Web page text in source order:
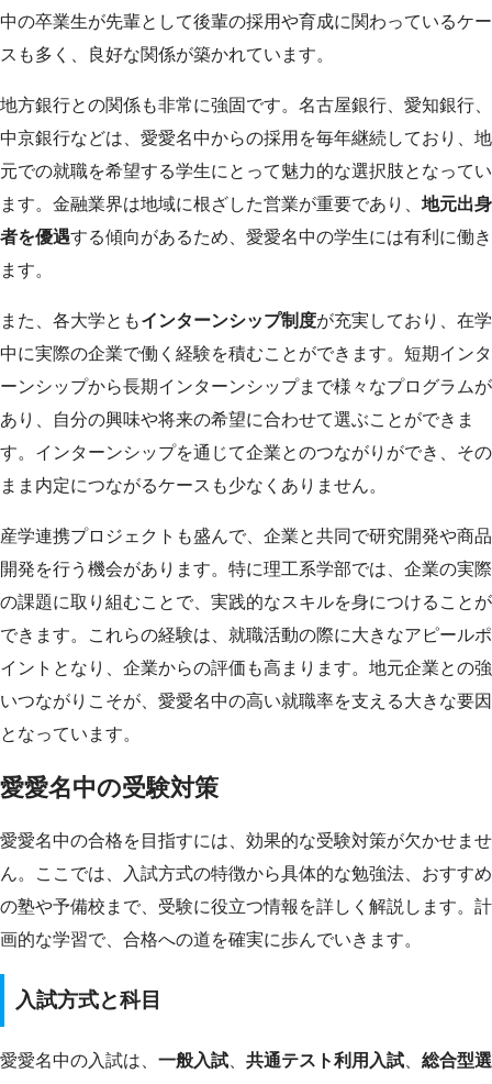
中の卒業生が先輩として後輩の採用や育成に関わっているケー
スも多く、良好な関係が築かれています。
地方銀行との関係も非常に強固です。名古屋銀行、愛知銀行、
中京銀行などは、愛愛名中からの採用を毎年継続しており、地
元での就職を希望する学生にとって魅力的な選択肢となってい
ます。金融業界は地域に根ざした営業が重要であり、 地元出身
者を優遇する傾向があるため、愛愛名中の学生には有利に働き
ます。
また、各大学ともインターンシップ制度が充実しており、在学
中に実際の企業で働く経験を積むことができます。短期インタ
ーンシップから長期インターンシップまで様々なプログラムが
あり、自分の興味や将来の希望に合わせて選ぶことができま
す。インターンシップを通じて企業とのつながりができ、その
まま内定につながるケースも少なくありません。
産学連携プロジェクトも盛んで、企業と共同で研究開発や商品
開発を行う機会があります。特に理工系学部では、企業の実際
の課題に取り組むことで、実践的なスキルを身につけることが
できます。これらの経験は、就職活動の際に大きなアピールポ
イントとなり、企業からの評価も高まります。地元企業との強
いつながりこそが、愛愛名中の高い就職率を支える大きな要因
となっています。
愛愛名中の受験対策
愛愛名中の合格を目指すには、効果的な受験対策が欠かせませ
ん。ここでは、入試方式の特徴から具体的な勉強法、おすすめ
の塾や予備校まで、受験に役立つ情報を詳しく解説します。計
画的な学習で、合格への道を確実に歩んでいきます。
入試方式と科目
愛愛名中の入試は、 一般入試 共通テスト利用入試 総合型選